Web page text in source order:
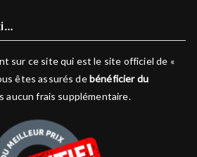
sur ce site qui est le site officiel de «
êtes assurés debénéficier du
aucun frais supplémentaire.